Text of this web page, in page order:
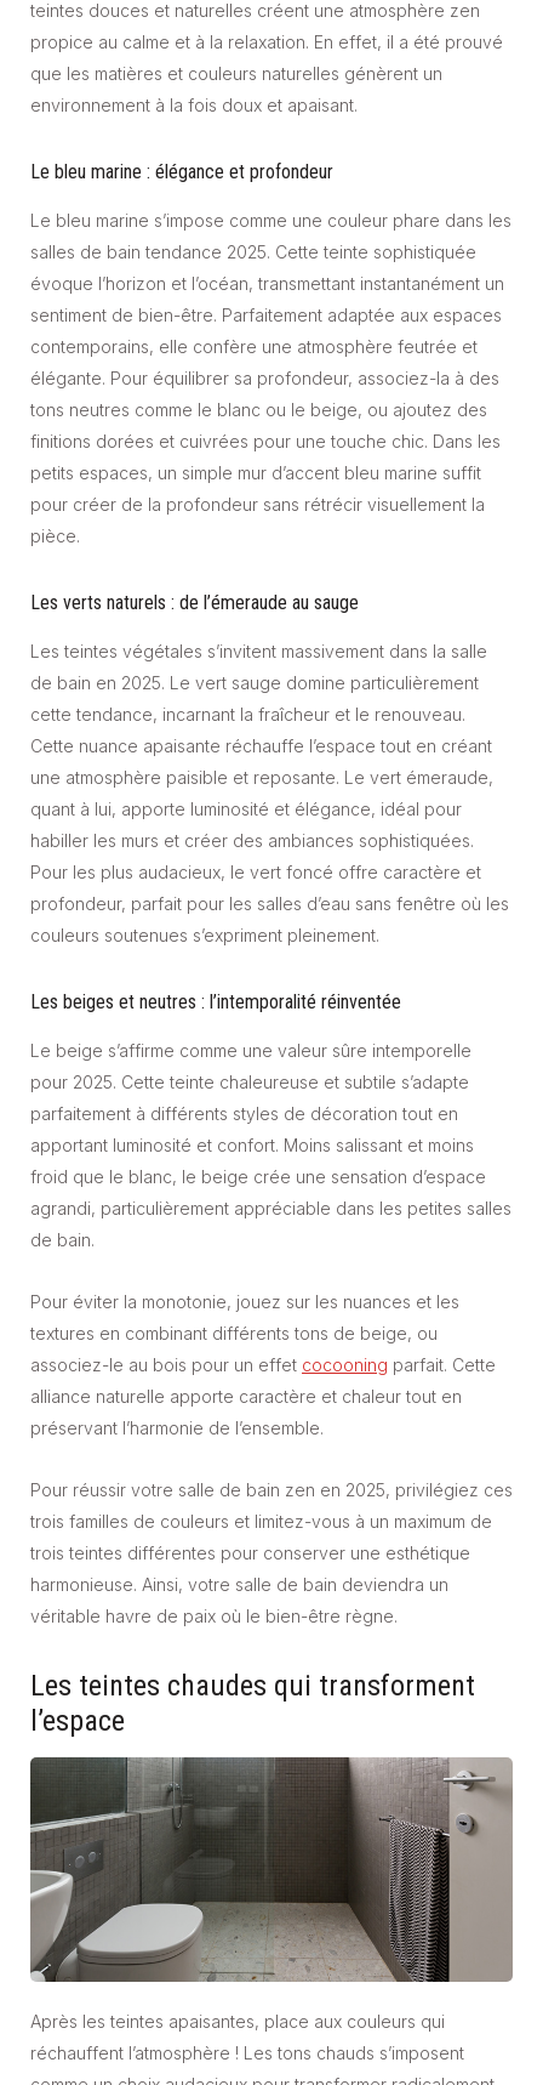
teintes douces et naturelles créent une atmosphère zen
propice au calme et à la relaxation. En effet, il a été prouvé
que les matières et couleurs naturelles génèrent un
environnement à la fois doux et apaisant.
Le bleu marine : élégance et profondeur
Le bleu marine s’impose comme une couleur phare dans les
salles de bain tendance 2025. Cette teinte sophistiquée
évoque l’horizon et l’océan, transmettant instantanément un
sentiment de bien-être. Parfaitement adaptée aux espaces
contemporains, elle confère une atmosphère feutrée et
élégante. Pour équilibrer sa profondeur, associez-la à des
tons neutres comme le blanc ou le beige, ou ajoutez des
finitions dorées et cuivrées pour une touche chic. Dans les
petits espaces, un simple mur d’accent bleu marine suffit
pour créer de la profondeur sans rétrécir visuellement la
pièce.
Les verts naturels : de l’émeraude au sauge
Les teintes végétales s’invitent massivement dans la salle
de bain en 2025. Le vert sauge domine particulièrement
cette tendance, incarnant la fraîcheur et le renouveau.
Cette nuance apaisante réchauffe l’espace tout en créant
une atmosphère paisible et reposante. Le vert émeraude,
quant à lui, apporte luminosité et élégance, idéal pour
habiller les murs et créer des ambiances sophistiquées.
Pour les plus audacieux, le vert foncé offre caractère et
profondeur, parfait pour les salles d’eau sans fenêtre où les
couleurs soutenues s’expriment pleinement.
Les beiges et neutres : l’intemporalité réinventée
Le beige s’affirme comme une valeur sûre intemporelle
pour 2025. Cette teinte chaleureuse et subtile s’adapte
parfaitement à différents styles de décoration tout en
apportant luminosité et confort. Moins salissant et moins
froid que le blanc, le beige crée une sensation d’espace
agrandi, particulièrement appréciable dans les petites salles
de bain.
Pour éviter la monotonie, jouez sur les nuances et les
textures en combinant différents tons de beige, ou
associez-le au bois pour un effet cocooning parfait. Cette
alliance naturelle apporte caractère et chaleur tout en
préservant l’harmonie de l’ensemble.
Pour réussir votre salle de bain zen en 2025, privilégiez ces
trois familles de couleurs et limitez-vous à un maximum de
trois teintes différentes pour conserver une esthétique
harmonieuse. Ainsi, votre salle de bain deviendra un
véritable havre de paix où le bien-être règne.
Les teintes chaudes qui transforment
l’espace
Après les teintes apaisantes, place aux couleurs qui
réchauffent l’atmosphère ! Les tons chauds s’imposent